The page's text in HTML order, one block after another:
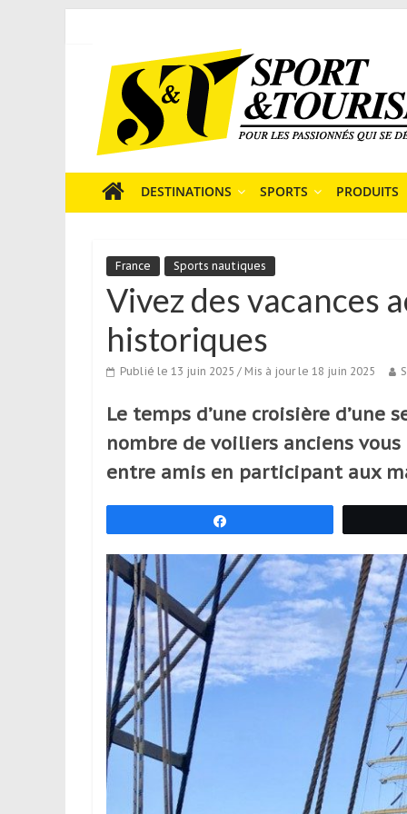
content
Tourisme
est
un
média
sur
sportif
qui
s’adresse
aux
ponctuels
ou
réguliers,
pratiquants,
passionnés
simples
spectateurs
de
sport,
qui
se
déplacent
en
France
l’étranger
pour
assouvir
DESTINATIONS SPORTS PRODUITS
France Sports nautiques
Vivez des vacances
historiques
Publié le 13 juin 2025 / Mis à jour le 18 juin 2025
Le temps d’une croisière d’une
nombre de voiliers anciens
entre amis en participant aux